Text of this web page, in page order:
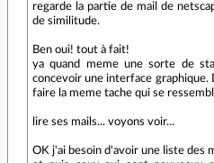
regarde la partie de mail de
de similitude.
Ben oui! tout à fait!
ya quand meme une sorte de
concevoir une interface
faire la meme tache qui se
lire ses mails... voyons voir...
OK j'ai besoin d'avoir une liste des